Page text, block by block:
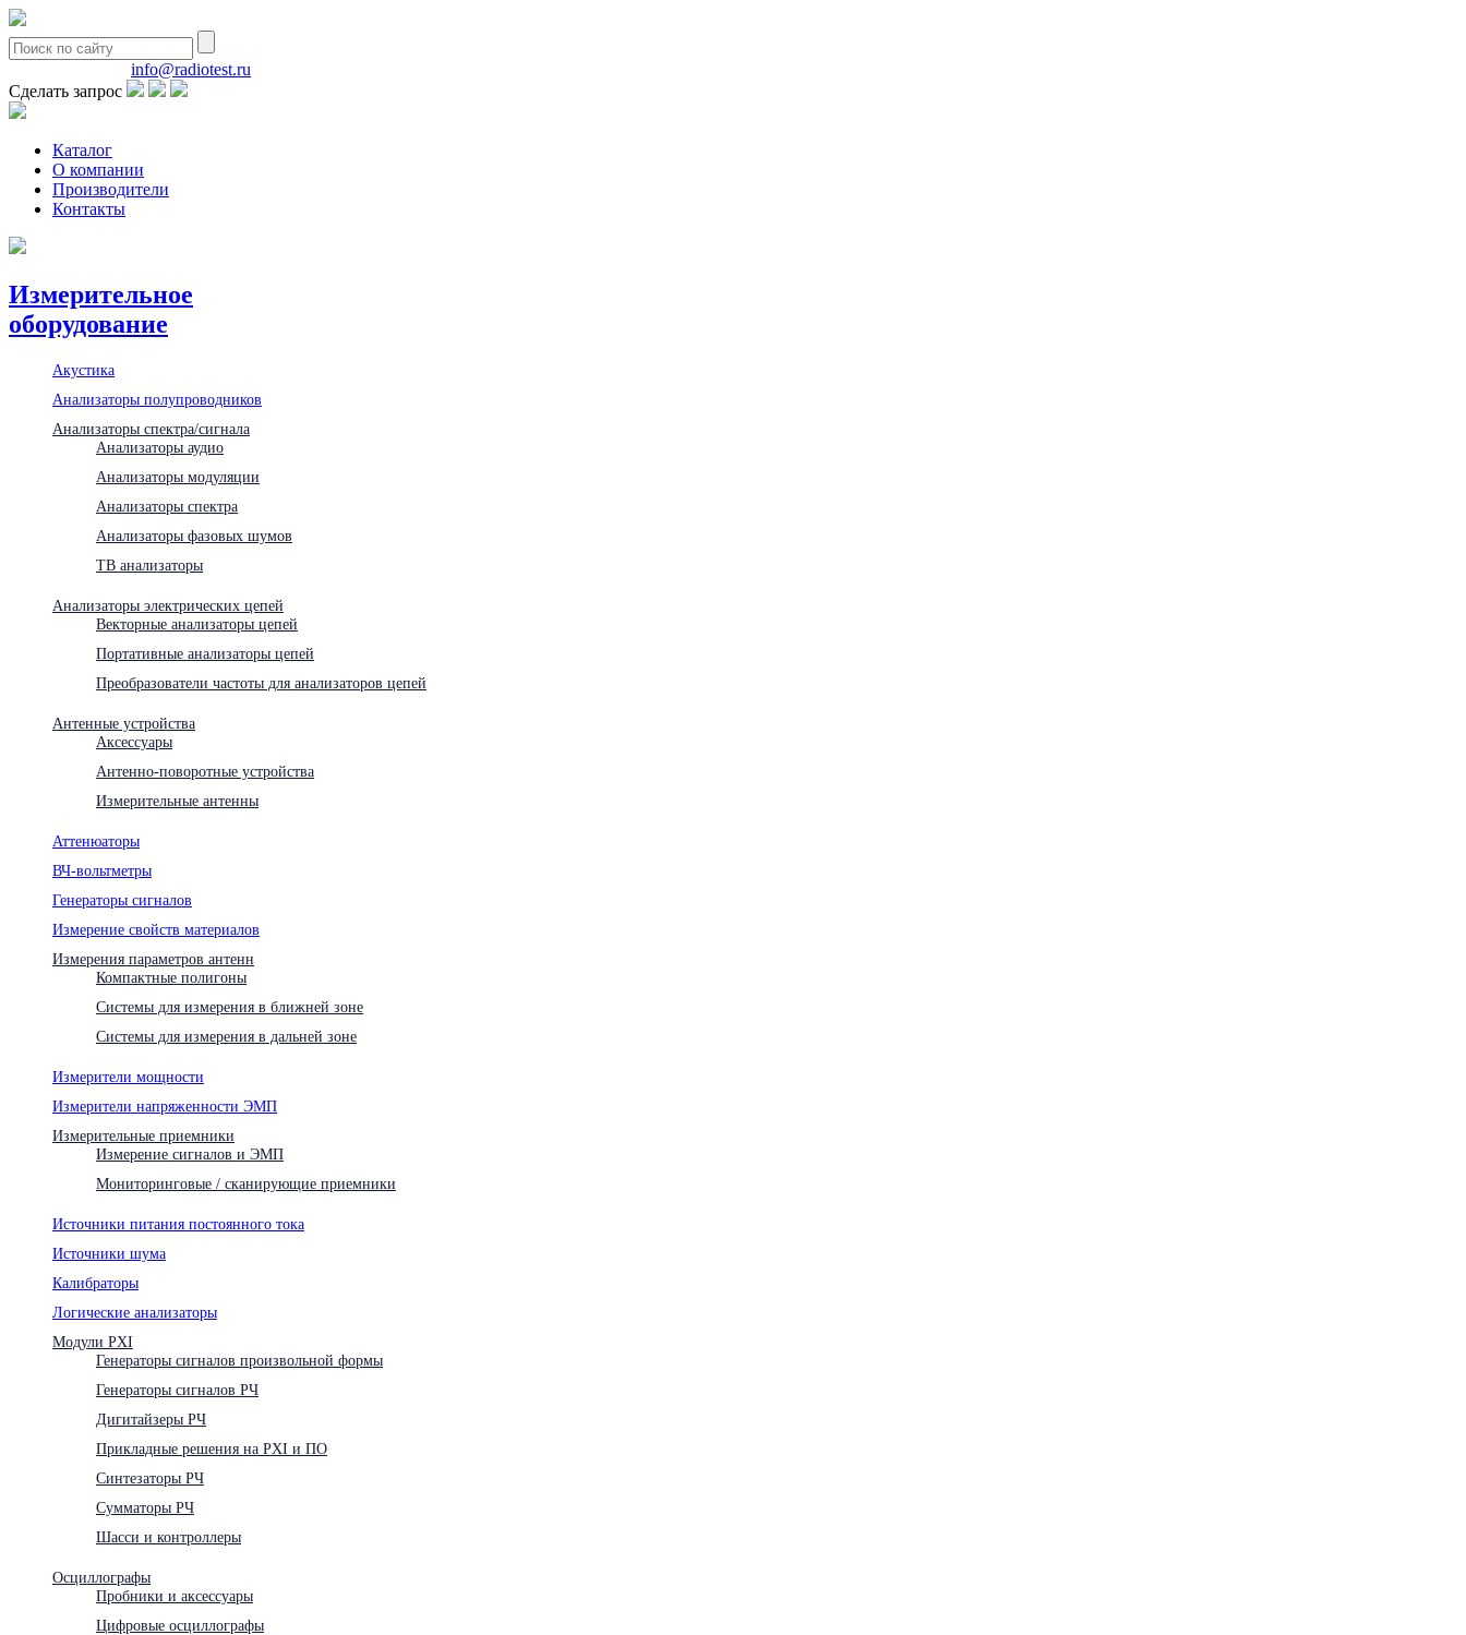
info@radiotest.ru
Сделать запрос
Каталог
О компании
Производители
Контакты
Измерительное
оборудование
Акустика
Анализаторы полупроводников
Анализаторы спектра/сигнала
Анализаторы аудио
Анализаторы модуляции
Анализаторы спектра
Анализаторы фазовых шумов
ТВ анализаторы
Анализаторы электрических цепей
Векторные анализаторы цепей
Портативные анализаторы цепей
Преобразователи частоты для анализаторов цепей
Антенные устройства
Аксессуары
Антенно-поворотные устройства
Измерительные антенны
Аттенюаторы
ВЧ-вольтметры
Генераторы сигналов
Измерение свойств материалов
Измерения параметров антенн
Компактные полигоны
Системы для измерения в ближней зоне
Системы для измерения в дальней зоне
Измерители мощности
Измерители напряженности ЭМП
Измерительные приемники
Измерение сигналов и ЭМП
Мониторинговые / сканирующие приемники
Источники питания постоянного тока
Источники шума
Калибраторы
Логические анализаторы
Модули PXI
Генераторы сигналов произвольной формы
Генераторы сигналов РЧ
Дигитайзеры РЧ
Прикладные решения на PXI и ПО
Синтезаторы РЧ
Сумматоры РЧ
Шасси и контроллеры
Осциллографы
Пробники и аксессуары
Цифровые осциллографы